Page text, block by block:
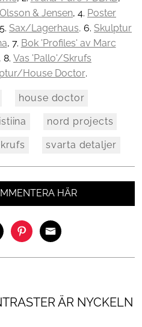
& Jensen, 4. Poster
Sax/Lagerhaus, 6. Skulptur
, 7. Bok 'Profiles' av Marc
8. Vas 'Pallo'/Skrufs
House Doctor.
house doctor
nord projects
svarta detaljer
HÄR
ÄR NYCKELN